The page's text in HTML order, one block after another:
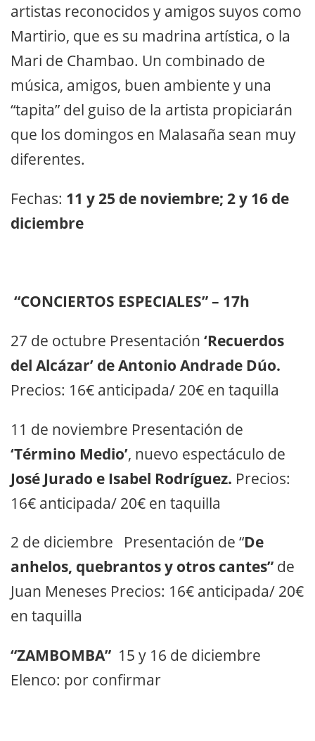
artistas reconocidos y amigos suyos como
Martirio, que es su madrina artística, o la
Mari de Chambao. Un combinado de
música, amigos, buen ambiente y una
“tapita” del guiso de la artista propiciarán
que los domingos en Malasaña sean muy
diferentes.
Fechas: 11 y 25 de noviembre; 2 y 16 de
diciembre
“CONCIERTOS ESPECIALES” – 17h
27 de octubre Presentación ‘Recuerdos
del Alcázar’ de Antonio Andrade Dúo.
Precios: 16€ anticipada/ 20€ en taquilla
11 de noviembre Presentación de
‘Término Medio’, nuevo espectáculo de
José Jurado e Isabel Rodríguez. Precios:
16€ anticipada/ 20€ en taquilla
2 de diciembre Presentación de “De
anhelos, quebrantos y otros cantes” de
Juan Meneses Precios: 16€ anticipada/ 20€
en taquilla
“ZAMBOMBA” 15 y 16 de diciembre
Elenco: por confirmar